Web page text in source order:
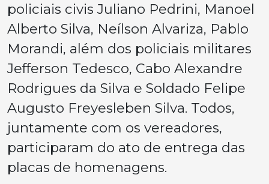
policiais civis Juliano Pedrini, Manoel
Alberto Silva, Neílson Alvariza, Pablo
Morandi, além dos policiais militares
Jefferson Tedesco, Cabo Alexandre
Rodrigues da Silva e Soldado Felipe
Augusto Freyesleben Silva. Todos,
juntamente com os vereadores,
participaram do ato de entrega das
placas de homenagens.